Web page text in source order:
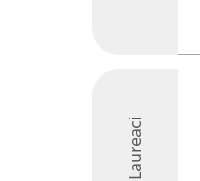
Laureaci